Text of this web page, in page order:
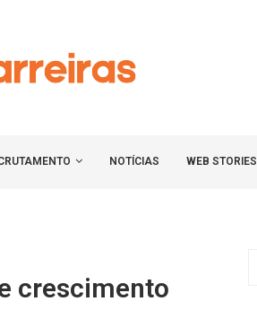
NOTÍCIAS WEB STORIES
crescimento